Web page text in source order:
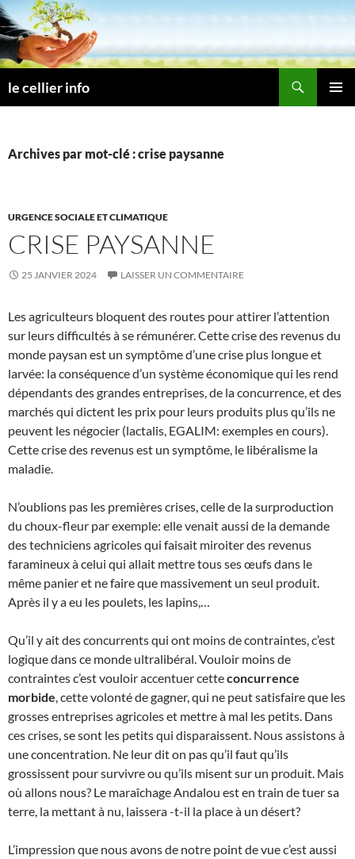
Aller
au
contenu
le cellier info
Archives par mot-clé : crise paysanne
URGENCE SOCIALE ET CLIMATIQUE
CRISE PAYSANNE
25 JANVIER 2024 LAISSER UN COMMENTAIRE
Les agriculteurs bloquent des routes pour attirer l’attention
sur leurs difficultés à se rémunérer. Cette crise des revenus du
monde paysan est un symptôme d’une crise plus longue et
larvée: la conséquence d’un système économique qui les rend
dépendants des grandes entreprises, de la concurrence, et des
marchés qui dictent les prix pour leurs produits plus qu’ils ne
peuvent les négocier (lactalis, EGALIM: exemples en cours).
Cette crise des revenus est un symptôme, le libéralisme la
maladie.
N’oublions pas les premières crises, celle de la surproduction
du choux-fleur par exemple: elle venait aussi de la demande
des techniciens agricoles qui faisait miroiter des revenus
faramineux à celui qui allait mettre tous ses œufs dans le
même panier et ne faire que massivement un seul produit.
Après il y a eu les poulets, les lapins,…
Qu’il y ait des concurrents qui ont moins de contraintes, c’est
logique dans ce monde ultralibéral. Vouloir moins de
contraintes c’est vouloir accentuer cetteconcurrence
morbide , cette volonté de gagner, qui ne peut satisfaire que les
grosses entreprises agricoles et mettre à mal les petits. Dans
ces crises, se sont les petits qui disparaissent. Nous assistons à
une concentration. Ne leur dit on pas qu’il faut qu’ils
grossissent pour survivre ou qu’ils misent sur un produit. Mais
où allons nous? Le maraîchage Andalou est en train de tuer sa
terre, la mettant à nu, laissera -t-il la place à un désert?
L’impression que nous avons de notre point de vue c’est aussi